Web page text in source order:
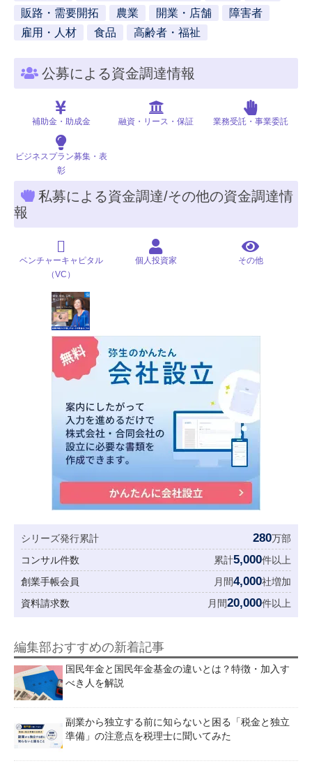
販路・需要開拓
農業 開業・店舗
障害者
雇用・人材
食品 高齢者・福祉
公募による資金調達情報
補助金・助成金 融資・リース・保証 業務受託・事業委託
ビジネスプラン募集・表
彰
私募による資金調達/その他の資金調達情
報
ベンチャーキャピタル
（VC）
個人投資家 その他
シリーズ発行累計 280万部
コンサル件数
累計5,000件以上
創業手帳会員
月間4,000社増加
資料請求数
月間20,000件以上
編集部おすすめの新着記事
国民年金と国民年金基金の違いとは？特徴・加入す
べき人を解説
副業から独立する前に知らないと困る「税金と独立
準備」の注意点を税理士に聞いてみた